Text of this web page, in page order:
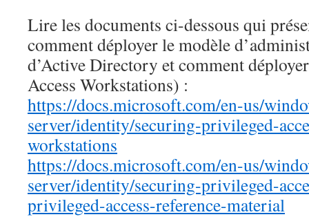
Lire les documents ci-dessous qui
comment déployer le modèle
d’Active Directory et comment
Access Workstations) :
https://docs.microsoft.com/en-us/
server/identity/securing-privileged-
workstations
https://docs.microsoft.com/en-us/
server/identity/securing-privileged-
privileged-access-reference-material